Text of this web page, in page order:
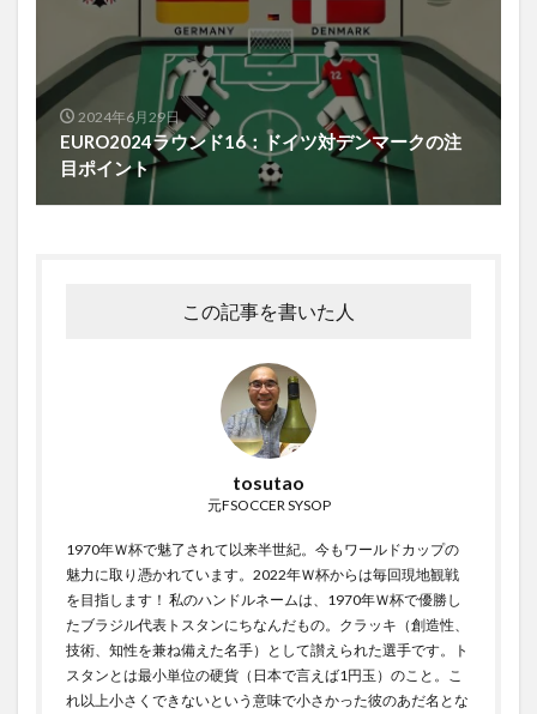
2024年6月29日
EURO2024ラウンド16：ドイツ対デンマークの注
目ポイント
この記事を書いた人
tosutao
元FSOCCER SYSOP
1970年Ｗ杯で魅了されて以来半世紀。今もワールドカップの
魅力に取り憑かれています。2022年Ｗ杯からは毎回現地観戦
を目指します！ 私のハンドルネームは、1970年Ｗ杯で優勝し
たブラジル代表トスタンにちなんだもの。クラッキ（創造性、
技術、知性を兼ね備えた名手）として讃えられた選手です。ト
スタンとは最小単位の硬貨（日本で言えば1円玉）のこと。こ
れ以上小さくできないという意味で小さかった彼のあだ名とな